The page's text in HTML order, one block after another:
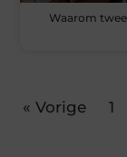
Waarom
« Vorige 1